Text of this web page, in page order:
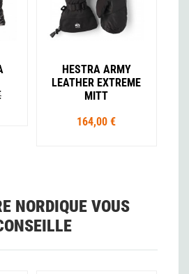
HESTRA ARMY
LEATHER EXTREME
MITT
164,00 €
NORDIQUE VOUS